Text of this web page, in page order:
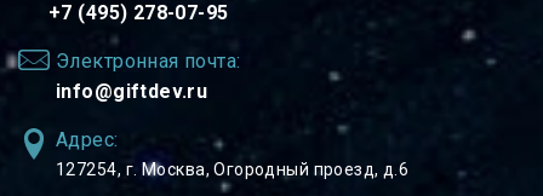
+7 (495) 278-07-95
Электронная почта:
info@giftdev.ru
Адрес:
127254, ⁠г. Москва, Огородный проезд, д.6